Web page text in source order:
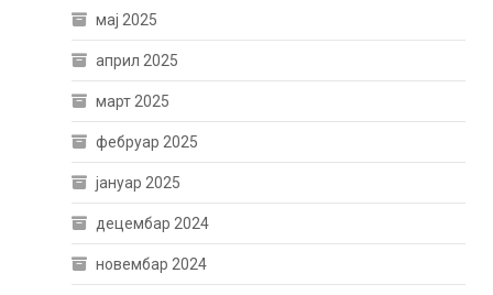
мај 2025
април 2025
март 2025
фебруар 2025
јануар 2025
децембар 2024
новембар 2024